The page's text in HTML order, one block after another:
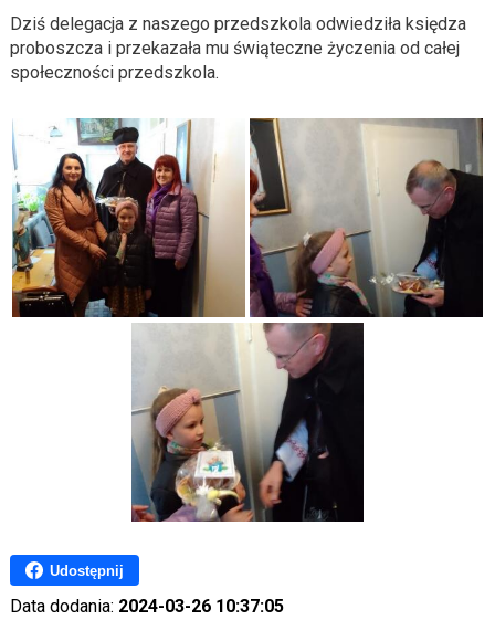
Dziś delegacja z naszego przedszkola odwiedziła księdza
proboszcza i przekazała mu świąteczne życzenia od całej
społeczności przedszkola.
Udostępnij
Data dodania: 2024-03-26 10:37:05